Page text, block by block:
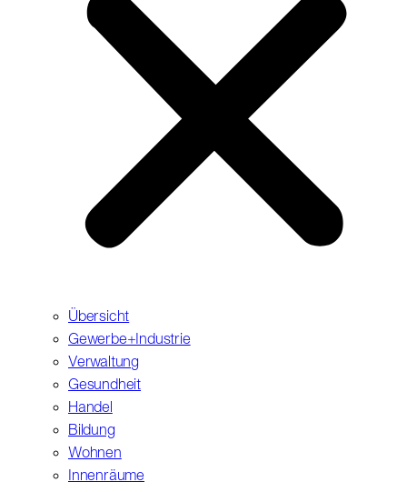
Übersicht
Gewerbe+Industrie
Verwaltung
Gesundheit
Handel
Bildung
Wohnen
Innenräume